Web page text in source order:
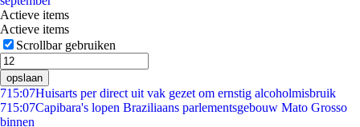
Actieve items
Actieve items
Scrollbar gebruiken
opslaan
715:07Huisarts per direct uit vak gezet om ernstig alcoholmisbruik
715:07Capibara's lopen Braziliaans parlementsgebouw Mato Grosso
binnen